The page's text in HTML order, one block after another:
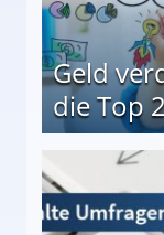
Geld
die Top